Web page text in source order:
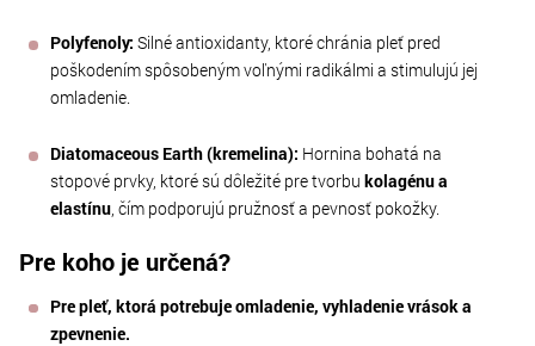
Polyfenoly: Silné antioxidanty, ktoré chránia pleť pred
poškodením spôsobeným voľnými radikálmi a stimulujú jej
omladenie.
Diatomaceous Earth (kremelina): Hornina bohatá na
stopové prvky, ktoré sú dôležité pre tvorbukolagénu a
elastínu, čím podporujú pružnosť a pevnosť pokožky.
Pre koho je určená?
Pre pleť, ktorá potrebuje omladenie, vyhladenie vrások a
zpevnenie.